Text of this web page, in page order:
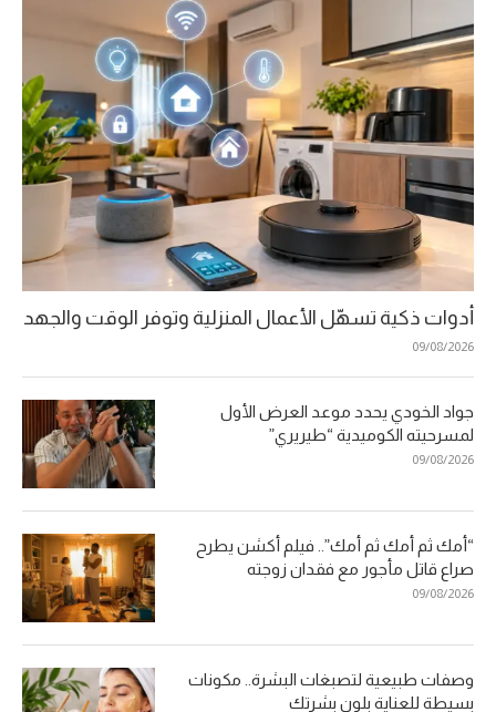
أدوات ذكية تسهّل الأعمال المنزلية وتوفر الوقت والجهد
09/08/2026
جواد الخودي يحدد موعد العرض الأول
لمسرحيته الكوميدية “طيريري”
09/08/2026
“أمك ثم أمك ثم أمك”.. فيلم أكشن يطرح
صراع قاتل مأجور مع فقدان زوجته
09/08/2026
وصفات طبيعية لتصبغات البشرة.. مكونات
بسيطة للعناية بلون بشرتك